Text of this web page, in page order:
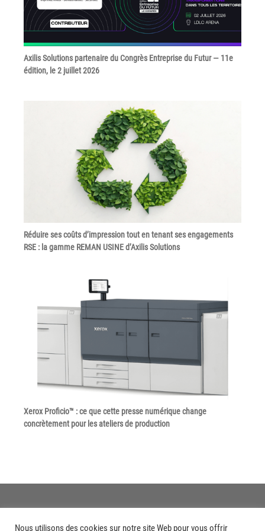
Tel : 04 37 64 64 02
Linkedin
XEROX I Concessionnaire Agrée
Plan du site
Mentions légales
Axilis Solutions partenaire du Congrès Entreprise du Futur — 11e
édition, le 2 juillet 2026
Réduire ses coûts d’impression tout en tenant ses engagements
RSE : la gamme REMAN USINE d’Axilis Solutions
Xerox Proficio™ : ce que cette presse numérique change
concrètement pour les ateliers de production
Nous utilisons des cookies sur notre site Web pour vous offrir